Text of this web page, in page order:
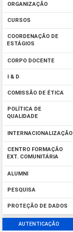
ORGANIZAÇÃO
CURSOS
COORDENAÇÃO DE
ESTÁGIOS
CORPO DOCENTE
I & D
COMISSÃO DE ÉTICA
POLÍTICA DE
QUALIDADE
INTERNACIONALIZAÇÃO
CENTRO FORMAÇÃO
EXT. COMUNITÁRIA
ALUMNI
PESQUISA
PROTEÇÃO DE DADOS
AUTENTICAÇÃO